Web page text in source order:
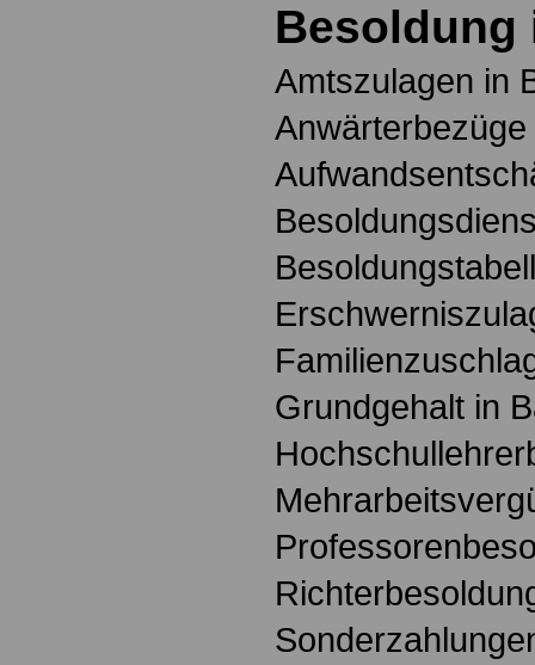
Besoldung
Amtszulagen in
Grundgehalt in